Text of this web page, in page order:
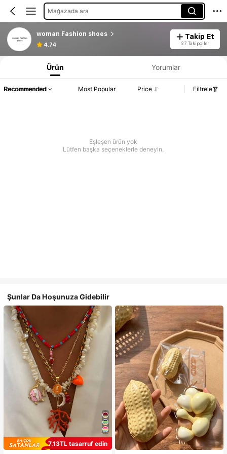
Mağazada ara
woman Fashion shoes
4.74
Takip Et
27 Takipçiler
Ürün Yorumlar
Recommended Most Popular Price Filtrele
Eşleşen ürün yok
Lütfen başka seçeneklerle deneyin.
Şunlar Da Hoşunuza Gidebilir
7,13TL tasarruf edin